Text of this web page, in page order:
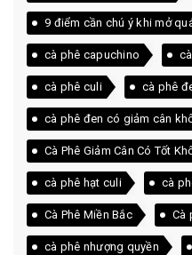
9 điểm cần chú ý khi mở
cà phê capuchino
cà phê culi cà phê
cà phê đen có giảm cân
Cà Phê Giảm Cân Có Tốt
cà phê hạt culi cà
Cà Phê Miền Bắc Cà
cà phê nhượng quyền